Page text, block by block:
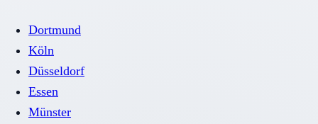
Dortmund
Köln
Düsseldorf
Essen
Münster